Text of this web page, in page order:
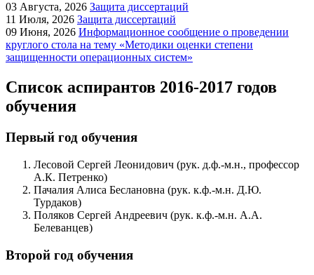
03 Августа, 2026 Защита диссертаций
11 Июля, 2026 Защита диссертаций
09 Июня, 2026 Информационное сообщение о проведении
круглого стола на тему «Методики оценки степени
защищенности операционных систем»
Список аспирантов 2016-2017 годов
обучения
Первый год обучения
Лесовой Сергей Леонидович (рук. д.ф.-м.н., профессор
А.К. Петренко)
Пачалия Алиса Беслановна (рук. к.ф.-м.н. Д.Ю.
Турдаков)
Поляков Сергей Андреевич (рук. к.ф.-м.н. А.А.
Белеванцев)
Второй год обучения